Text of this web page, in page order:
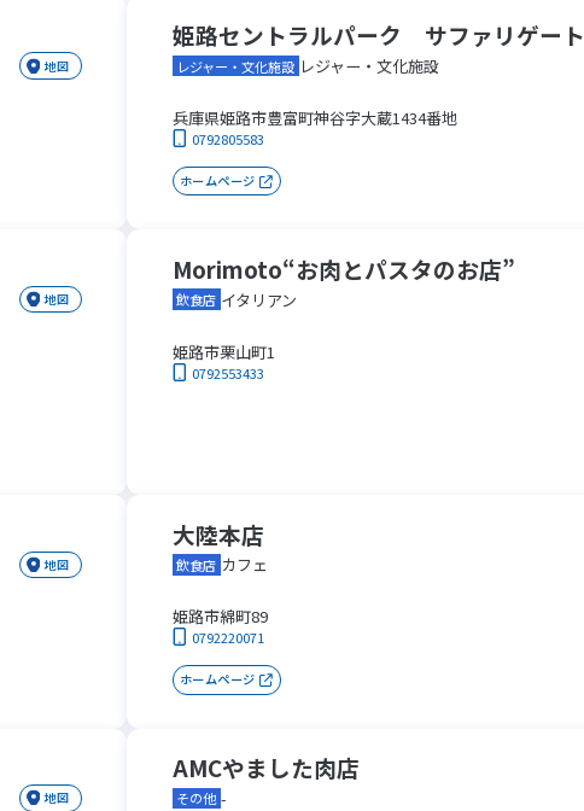
地図
姫路セントラルパーク サファリゲート
レジャー・文化施設 レジャー・文化施設
兵庫県姫路市豊富町神谷字大蔵1434番地
0792805583
ホームページ
地図
Morimoto“お肉とパスタのお店”
飲食店 イタリアン
姫路市栗山町1
0792553433
地図
大陸本店
飲食店 カフェ
姫路市綿町89
0792220071
ホームページ
地図
AMCやました肉店
その他 -